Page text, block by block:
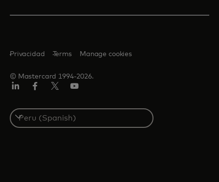
© Mastercard 1994-2026.
Privacidad Terms Manage cookies
Select
a
country